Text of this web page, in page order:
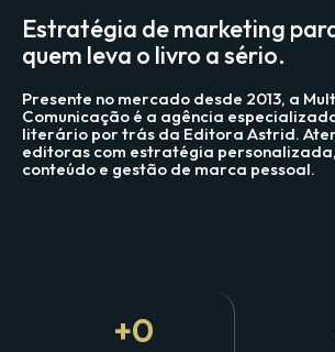
Estratégia de marketing
quem leva o livro a sério.
Presente no mercado desde 2013, a
Comunicação é a agência
literário por trás da Editora Astrid.
editoras com estratégia
conteúdo e gestão de marca pessoal.
+0